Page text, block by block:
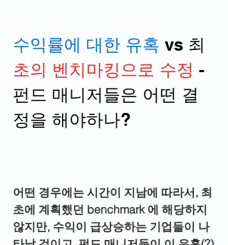
수익률에 대한 유혹 vs 최
초의 벤치마킹으로 수정 -
펀드 매니저들은 어떤 결
정을 해야하나?
어떤 경우에는 시간이 지남에 따라서, 최
초에 계획했던 benchmark 에 해당하지
않지만, 수익이 급상승하는 기업들이 나